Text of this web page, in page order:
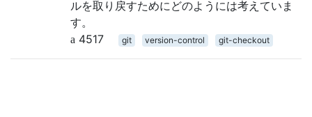
ルを取り戻すためにどのようには考えていま
す。
4517
git version-control git-checkout